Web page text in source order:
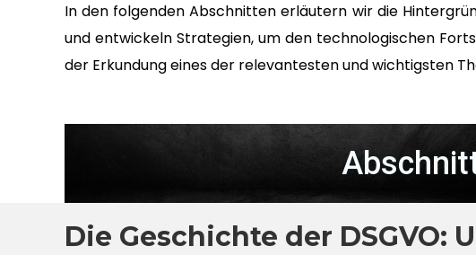
In den folgenden Abschnitten erläutern wir die
und entwickeln Strategien, um den technologischen
der Erkundung eines der relevantesten und wichtigsten
Die Geschichte der DSGVO: